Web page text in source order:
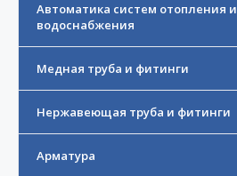
Автоматика систем отопления и
водоснабжения
Медная труба и фитинги
Нержавеющая труба и фитинги
Арматура